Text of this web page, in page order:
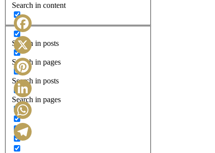
Search in content
Search in posts
Search in pages
Search in posts
Search in pages
Facebook
X
Pinterest
LinkedIn
WhatsApp
Telegram